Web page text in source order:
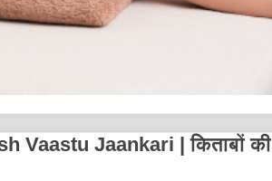
Vaastu Jaankari | किताबों की